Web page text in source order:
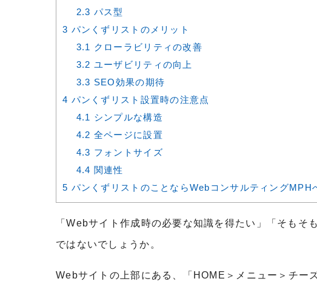
2.3 パス型
3 パンくずリストのメリット
3.1 クローラビリティの改善
3.2 ユーザビリティの向上
3.3 SEO効果の期待
4 パンくずリスト設置時の注意点
4.1 シンプルな構造
4.2 全ページに設置
4.3 フォントサイズ
4.4 関連性
5 パンくずリストのことならWebコンサルティングMPH
「Webサイト作成時の必要な知識を得たい」「そも
ではないでしょうか。
Webサイトの上部にある、「HOME＞メニュー＞チー